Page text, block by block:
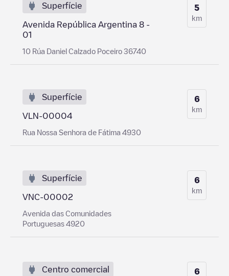
Superfície
Avenida República Argentina 8 -
01
10 Rúa Daniel Calzado Poceiro 36740
5
km
Superfície
VLN-00004
Rua Nossa Senhora de Fátima 4930
6
km
Superfície
VNC-00002
Avenida das Comunidades
Portuguesas 4920
6
km
Centro comercial 6